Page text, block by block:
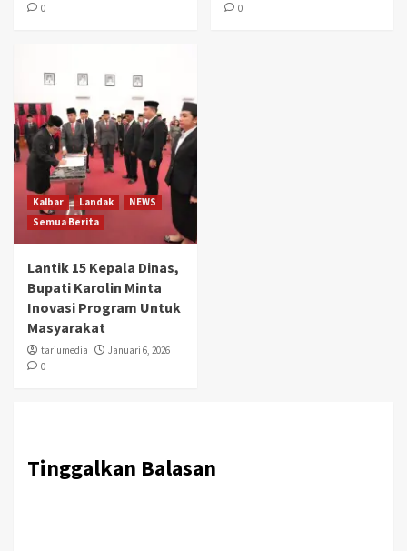
0
0
Kalbar Landak
NEWS
Semua Berita
Lantik 15 Kepala Dinas,
Bupati Karolin Minta
Inovasi Program Untuk
Masyarakat
tariumedia
Januari 6, 2026
0
Tinggalkan Balasan